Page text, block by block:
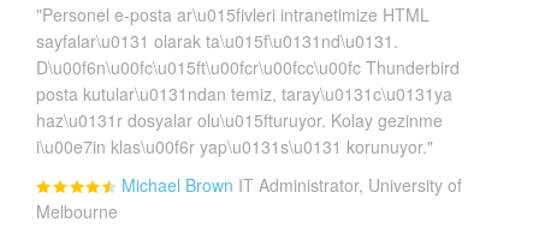
"Personel e-posta ar\u015fivleri intranetimize HTML
sayfalar\u0131 olarak ta\u015f\u0131nd\u0131.
D\u00f6n\u00fc\u015ft\u00fcr\u00fcc\u00fc Thunderbird
posta kutular\u0131ndan temiz, taray\u0131c\u0131ya
haz\u0131r dosyalar olu\u015fturuyor. Kolay gezinme
i\u00e7in klas\u00f6r yap\u0131s\u0131 korunuyor."
Michael Brown IT Administrator, University of
Melbourne